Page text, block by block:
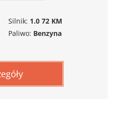
Silnik: 1.0 72 KM
Paliwo: Benzyna